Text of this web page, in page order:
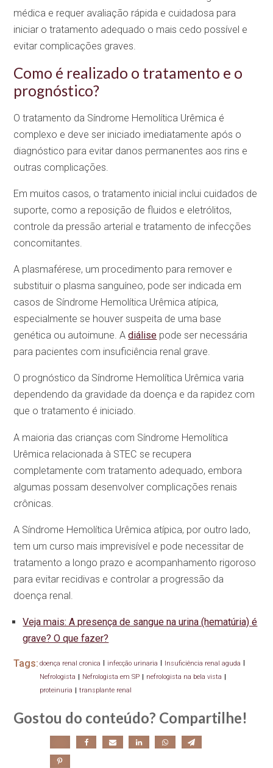
médica e requer avaliação rápida e cuidadosa para
iniciar o tratamento adequado o mais cedo possível e
evitar complicações graves.
Como é realizado o tratamento e o
prognóstico?
O tratamento da Síndrome Hemolítica Urêmica é
complexo e deve ser iniciado imediatamente após o
diagnóstico para evitar danos permanentes aos rins e
outras complicações.
Em muitos casos, o tratamento inicial inclui cuidados de
suporte, como a reposição de fluidos e eletrólitos,
controle da pressão arterial e tratamento de infecções
concomitantes.
A plasmaférese, um procedimento para remover e
substituir o plasma sanguíneo, pode ser indicada em
casos de Síndrome Hemolítica Urêmica atípica,
especialmente se houver suspeita de uma base
genética ou autoimune. Adiálise pode ser necessária
para pacientes com insuficiência renal grave.
O prognóstico da Síndrome Hemolítica Urêmica varia
dependendo da gravidade da doença e da rapidez com
que o tratamento é iniciado.
A maioria das crianças com Síndrome Hemolítica
Urêmica relacionada à STEC se recupera
completamente com tratamento adequado, embora
algumas possam desenvolver complicações renais
crônicas.
A Síndrome Hemolítica Urêmica atípica, por outro lado,
tem um curso mais imprevisível e pode necessitar de
tratamento a longo prazo e acompanhamento rigoroso
para evitar recidivas e controlar a progressão da
doença renal.
Veja mais: A presença de sangue na urina (hematúria) é
grave? O que fazer?
Tags: doença renal cronica infecção urinaria Insuficiência renal aguda
Nefrologista | Nefrologista em SP | nefrologista na bela vista |
proteinuria | transplante renal
Gostou do conteúdo? Compartilhe!